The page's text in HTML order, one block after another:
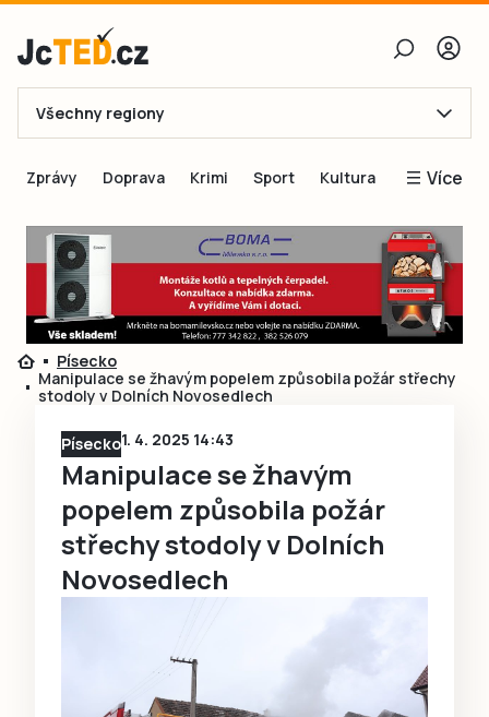
E-mail
Obnovit heslo
Přihlásit se
Všechny regiony
Zprávy Doprava Krimi Sport Kultura Více
Blogy
Inspirace
Čtenáři píší
Speciální přílohy
Písecko
Manipulace se žhavým popelem způsobila požár střechy
stodoly v Dolních Novosedlech
Písecko1. 4. 2025 14:43
Manipulace se žhavým
popelem způsobila požár
střechy stodoly v Dolních
Novosedlech